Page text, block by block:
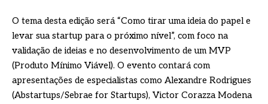
O tema desta edição será “Como tirar uma ideia do papel e
levar sua startup para o próximo nível”, com foco na
validação de ideias e no desenvolvimento de um MVP
(Produto Mínimo Viável). O evento contará com
apresentações de especialistas como Alexandre Rodrigues
(Abstartups/Sebrae for Startups), Victor Corazza Modena